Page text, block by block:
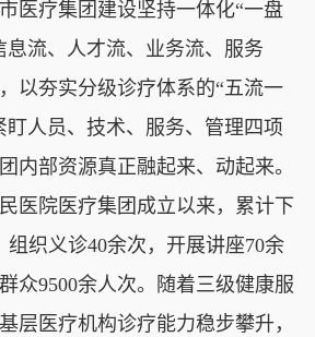
医疗集团建设坚持一体化“一盘
息流、人才流、业务流、服务
以夯实分级诊疗体系的“五流一
盯人员、技术、服务、管理四项
内部资源真正融起来、动起来。
医院医疗集团成立以来，累计下
组织义诊40余次，开展讲座70余
众9500余人次。随着三级健康服
层医疗机构诊疗能力稳步攀升，